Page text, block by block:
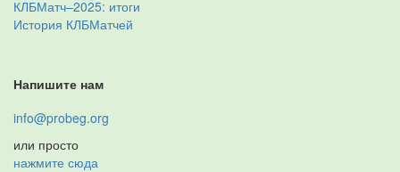
КЛБМатч–2025: итоги
История КЛБМатчей
Напишите нам
info@probeg.org
или просто
нажмите сюда